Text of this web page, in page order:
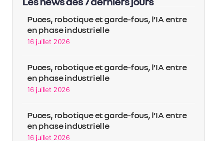
Puces, robotique et garde-fous, l’IA entre
en phase industrielle
16 juillet 2026
Puces, robotique et garde-fous, l’IA entre
en phase industrielle
16 juillet 2026
Puces, robotique et garde-fous, l’IA entre
en phase industrielle
16 juillet 2026